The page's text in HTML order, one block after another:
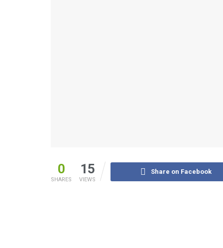
0
SHARES
15
VIEWS
Share on Facebook